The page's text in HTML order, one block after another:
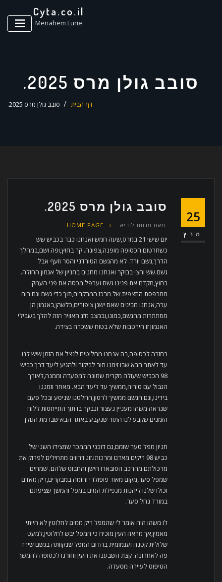
Cyta.co.il
Menahem Lurie
סובב גולן מרס 2025.
דף הבית סובב גולן מרס 2025.
25
מרץ
סובב גולן מרס 2025.
מאת מנחם לוריא HOME PAGE
יום שישי 21 במרס,שעה חמש ואנחנו כבר בכביש שש
כשחרטום הכסופה מופנה,צפונה. קר בחוץ,ופה ושם,במהלך
הדרך,גשם יורד. לא מהגשם הטורדני והסר וזעף אבל
גשם.שש וחצי בבוקר ואנחנו מחנים בחניון של אגמון החולה.
בחוץ,מקדם את פנינו גשם וערפל מכסה את פני העמק.
ממרפסת התצפית של מרכז המבקרים,תוך כדי גשם וגם רוח
ערה,אנחנו מבינים שאם ישנן ציפורים,כלשהן,באגמון הן
מסתתרות מהגשם,כמונו,ובמצב מזג האוויר הזה להלך בשבילי
האגמון זו הירטבות שלא בטוח ששכרה בצידה.
בחזרה לכסופה,בה אנחנו מחליטים לנצל את הזמן שיש לנו
עד לאתר הבא שבו זימנו תור לביקור ולהגיע ליעד דרך כביש
98 הכביש שעולה מקרית שמונה למסעדה וממנה,לאורך
הגבול עם סוריה,ממשיך עד ליעד הבא. מאחר וזמננו
בידינו,וגם הגשם ממשיך לרטון,החלטנו שניסע ובכל פעם
שנראה משהו מעניין נעצור ונבקר בו תוך התייחסות ללוח
הזמנים שקבע לנו התור שנקבע באתר הבא שברמת הגולן.
חניון מפל סער שומם,גם דוכני הממכר שמצידו השני של
כביש 98 ריקים מאדם ומרכותו.זוג דרוזים מתחילים לפרוק את
מרכולתם מהרכב הסובארו הישן והחבוט שלהם. שמחים
שמפל סער,מקום מאוד פופולרי והומה במבקרים,ריק מאדם
וכולו שלנו ליהנות מנפילת המים במפל והמשך שציפתם
במורד נחל סער.
לו משהו היה אומר לי שהמפל ריק ממים לחלוטין לא הייתי
מאמין,אך מראה העין מוכיח כי המפל יבש לחלוטין,למעט
שלולית קטנה ועגמומית בהדום המפל שנקוותה בגשם שירד
פה לאחרונה. קצת השבענו את העין וחזרנו לכסופה להמשך
הטיפוס לעיירה מסעדה.